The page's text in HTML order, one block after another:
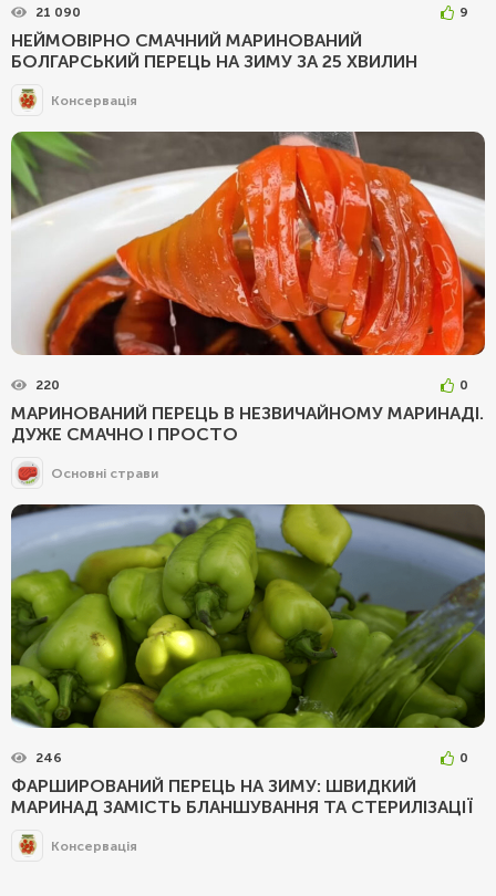
21 090 9
НЕЙМОВІРНО СМАЧНИЙ МАРИНОВАНИЙ
БОЛГАРСЬКИЙ ПЕРЕЦЬ НА ЗИМУ ЗА 25 ХВИЛИН
Консервація
220 0
МАРИНОВАНИЙ ПЕРЕЦЬ В НЕЗВИЧАЙНОМУ МАРИНАДІ.
ДУЖЕ СМАЧНО І ПРОСТО
Основні страви
246 0
ФАРШИРОВАНИЙ ПЕРЕЦЬ НА ЗИМУ: ШВИДКИЙ
МАРИНАД ЗАМІСТЬ БЛАНШУВАННЯ ТА СТЕРИЛІЗАЦІЇ
Консервація